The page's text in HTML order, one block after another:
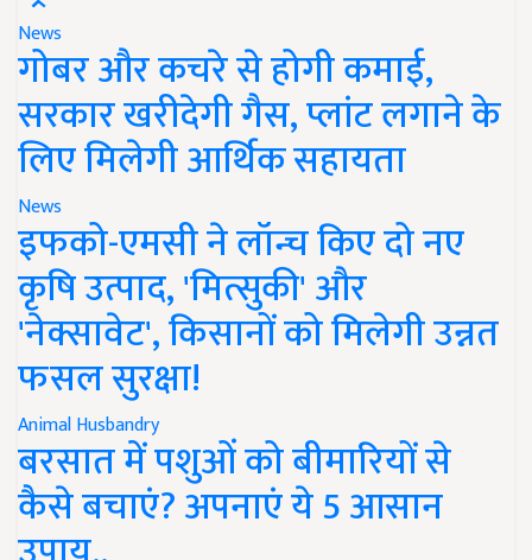
News
गोबर और कचरे से होगी कमाई,
सरकार खरीदेगी गैस, प्लांट लगाने के
लिए मिलेगी आर्थिक सहायता
News
इफको-एमसी ने लॉन्च किए दो नए
कृषि उत्पाद, 'मित्सुकी' और
'नेक्सावेट', किसानों को मिलेगी उन्नत
फसल सुरक्षा!
Animal Husbandry
बरसात में पशुओं को बीमारियों से
कैसे बचाएं? अपनाएं ये 5 आसान